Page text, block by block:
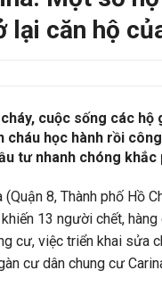
lại căn hộ
cuộc sống các hộ
cháu học hành rồi
tư nhanh chóng
8, Thành phố Hồ
13 người chết,
cư, việc triển khai sửa
cư dân chung cư